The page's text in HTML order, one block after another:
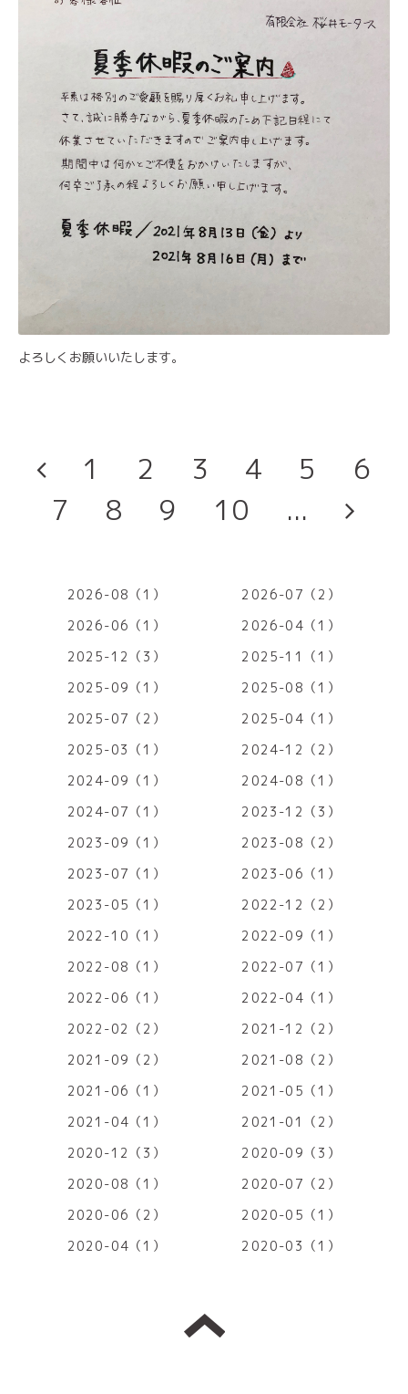
よろしくお願いいたします。
1 2 3 4 5
6
7
8 9 10 ...
2026-08（1）
2026-07（2）
2026-06（1）
2026-04（1）
2025-12（3）
2025-11（1）
2025-09（1）
2025-08（1）
2025-07（2）
2025-04（1）
2025-03（1）
2024-12（2）
2024-09（1）
2024-08（1）
2024-07（1）
2023-12（3）
2023-09（1）
2023-08（2）
2023-07（1）
2023-06（1）
2023-05（1）
2022-12（2）
2022-10（1）
2022-09（1）
2022-08（1）
2022-07（1）
2022-06（1）
2022-04（1）
2022-02（2）
2021-12（2）
2021-09（2）
2021-08（2）
2021-06（1）
2021-05（1）
2021-04（1）
2021-01（2）
2020-12（3）
2020-09（3）
2020-08（1）
2020-07（2）
2020-06（2）
2020-05（1）
2020-04（1）
2020-03（1）